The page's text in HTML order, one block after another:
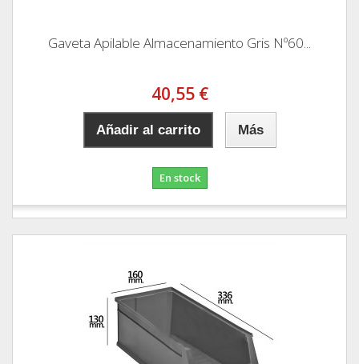
Gaveta Apilable Almacenamiento Gris Nº60...
40,55 €
Añadir al carrito Más
En stock